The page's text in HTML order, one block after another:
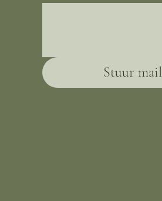
Stuur mail